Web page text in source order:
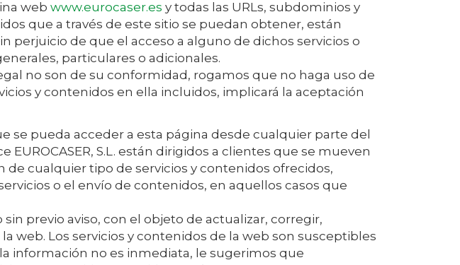
web www.eurocaser.es y todas las URLs, subdominios y
que a través de este sitio se puedan obtener, están
perjuicio de que el acceso a alguno de dichos servicios o
particulares o adicionales.
no son de su conformidad, rogamos que no haga uso de
y contenidos en ella incluidos, implicará la aceptación
se pueda acceder a esta página desde cualquier parte del
EUROCASER, S.L. están dirigidos a clientes que se mueven
cualquier tipo de servicios y contenidos ofrecidos,
o el envío de contenidos, en aquellos casos que
previo aviso, con el objeto de actualizar, corregir,
web. Los servicios y contenidos de la web son susceptibles
información no es inmediata, le sugerimos que